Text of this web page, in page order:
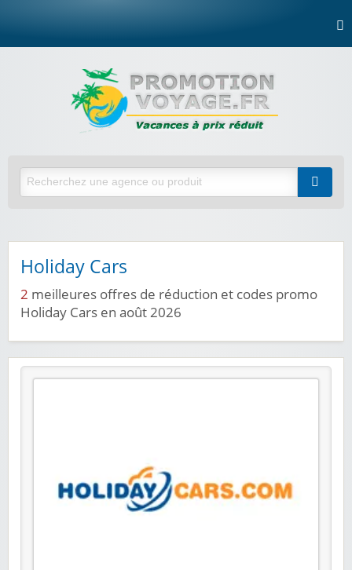
Holiday Cars
2 meilleures offres de réduction et codes promo
Holiday Cars en août 2026